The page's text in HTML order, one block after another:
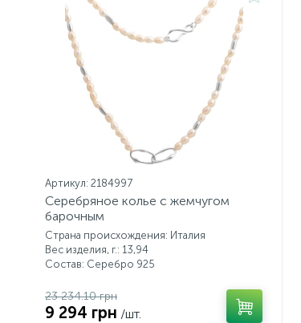
Артикул: 2184997
Серебряное колье с жемчугом
барочным
Страна происхождения: Италия
Вес изделия, г.: 13,94
Состав: Серебро 925
23 234.10 грн
9 294 грн /шт.